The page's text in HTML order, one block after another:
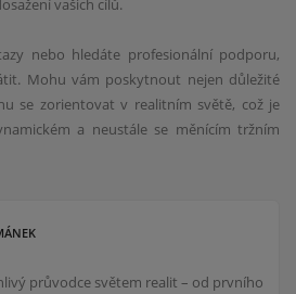
vašich cílů.
nebo hledáte profesionální podporu,
Mohu vám poskytnout nejen důležité
se zorientovat v realitním světě, což je
a neustále se měnícím tržním
průvodce světem realit – od prvního